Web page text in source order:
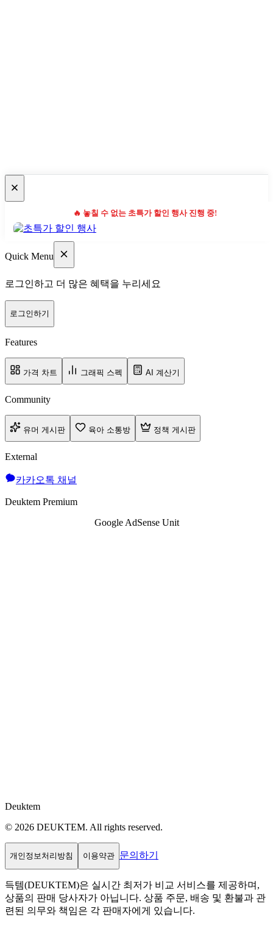
🔥 놓칠 수 없는 초특가 할인 행사 진행 중!
Quick Menu
로그인하고 더 많은 혜택을 누리세요
로그인하기
Features
가격 차트 그래픽 스펙 AI 계산기
Community
유머 게시판 육아 소통방 정책 게시판
External
카카오톡 채널
Deuktem Premium
Google AdSense Unit
Deuktem
© 2026 DEUKTEM. All rights reserved.
개인정보처리방침 이용약관 문의하기
득템(DEUKTEM)은 실시간 최저가 비교 서비스를 제공하며,
상품의 판매 당사자가 아닙니다. 상품 주문, 배송 및 환불과 관
련된 의무와 책임은 각 판매자에게 있습니다.